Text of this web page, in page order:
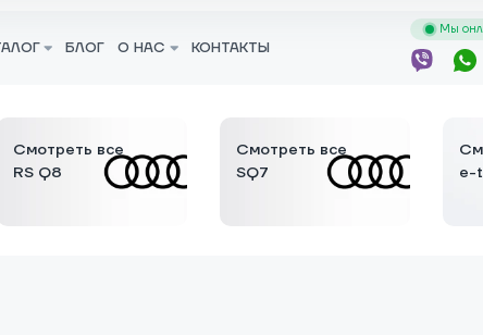
БЛОГ О НАС КОНТАКТЫ
Мы
Смотреть все
RS Q8
Смотреть все
SQ7
e-